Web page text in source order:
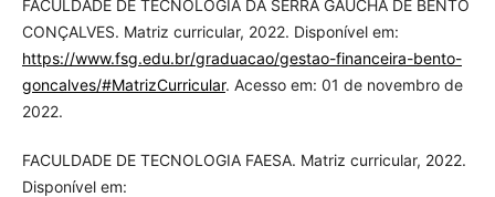
FACULDADE DE TECNOLOGIA DA SERRA GAÚCHA DE BENTO
CONÇALVES. Matriz curricular, 2022. Disponível em:
https://www.fsg.edu.br/graduacao/gestao-financeira-bento-
goncalves/#MatrizCurricular. Acesso em: 01 de novembro de
2022.
FACULDADE DE TECNOLOGIA FAESA. Matriz curricular, 2022.
Disponível em: